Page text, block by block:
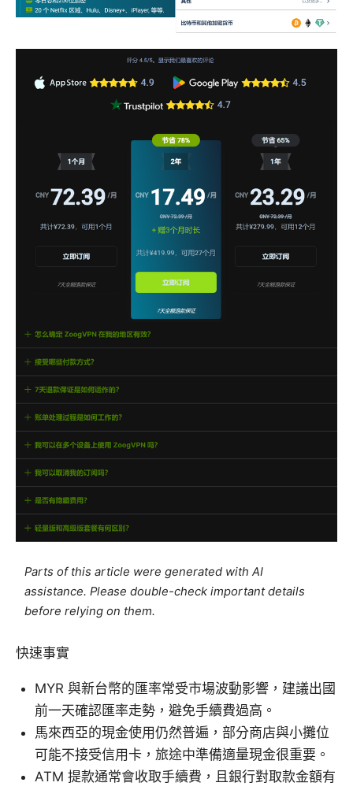
Parts of this article were generated with AI
assistance. Please double-check important details
before relying on them.
快速事實
MYR 與新台幣的匯率常受市場波動影響，建議出國
前一天確認匯率走勢，避免手續費過高。
馬來西亞的現金使用仍然普遍，部分商店與小攤位
可能不接受信用卡，旅途中準備適量現金很重要。
ATM 提款通常會收取手續費，且銀行對取款金額有